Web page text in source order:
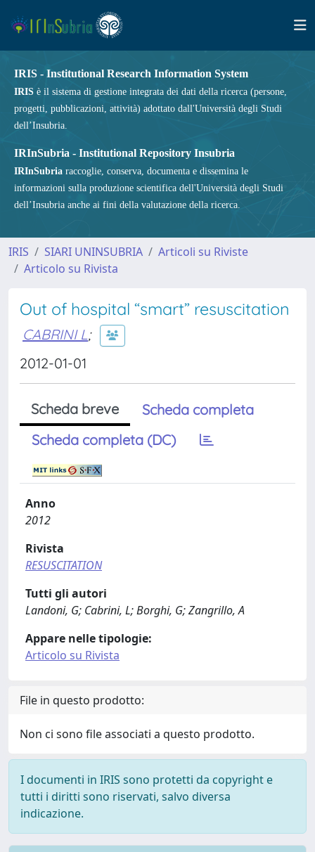
IRIS - Institutional Research Information System
IRIS è il sistema di gestione integrata dei dati della ricerca (persone,
progetti, pubblicazioni, attività) adottato dall'Università degli Studi
dell’Insubria.
IRInSubria - Institutional Repository Insubria
IRInSubria raccoglie, conserva, documenta e dissemina le
informazioni sulla produzione scientifica dell'Università degli Studi
dell’Insubria anche ai fini della valutazione della ricerca.
IRIS SIARI UNINSUBRIA
Articoli su Riviste
Articolo su Rivista
Out of hospital “smart” resuscitation
CABRINI L;
2012-01-01
Scheda breve
Scheda completa
Scheda completa (DC)
Anno
2012
Rivista
RESUSCITATION
Tutti gli autori
Landoni, G; Cabrini, L; Borghi, G; Zangrillo, A
Appare nelle tipologie:
Articolo su Rivista
File in questo prodotto:
Non ci sono file associati a questo prodotto.
I documenti in IRIS sono protetti da copyright e
tutti i diritti sono riservati, salvo diversa
indicazione.